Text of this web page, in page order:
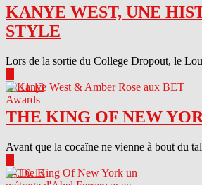
KANYE WEST, UNE
STYLE
Lors de la sortie du College Dropout, le
04.11.13
THE KING OF NEW
Avant que la cocaïne ne vienne à bout du
04.10.13